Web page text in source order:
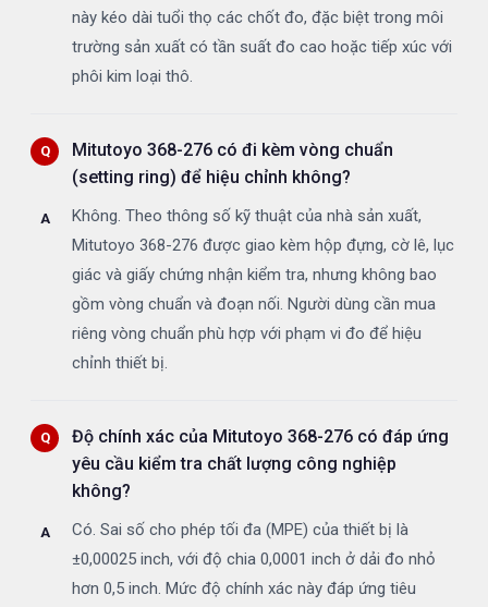
này kéo dài tuổi thọ các chốt đo, đặc biệt trong môi
trường sản xuất có tần suất đo cao hoặc tiếp xúc với
phôi kim loại thô.
Mitutoyo 368-276 có đi kèm vòng chuẩn
(setting ring) để hiệu chỉnh không?
Không. Theo thông số kỹ thuật của nhà sản xuất,
Mitutoyo 368-276 được giao kèm hộp đựng, cờ lê, lục
giác và giấy chứng nhận kiểm tra, nhưng không bao
gồm vòng chuẩn và đoạn nối. Người dùng cần mua
riêng vòng chuẩn phù hợp với phạm vi đo để hiệu
chỉnh thiết bị.
Độ chính xác của Mitutoyo 368-276 có đáp ứng
yêu cầu kiểm tra chất lượng công nghiệp
không?
Có. Sai số cho phép tối đa (MPE) của thiết bị là
±0,00025 inch, với độ chia 0,0001 inch ở dải đo nhỏ
hơn 0,5 inch. Mức độ chính xác này đáp ứng tiêu